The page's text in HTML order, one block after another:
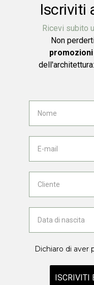
Iscriviti
Ricevi subito
Non
promozioni
Dichiaro di aver
ISCRIVITI